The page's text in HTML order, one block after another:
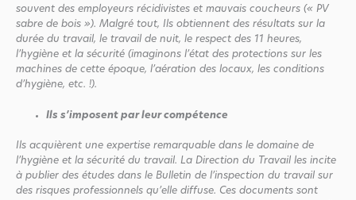
souvent des employeurs récidivistes et mauvais coucheurs (« PV
sabre de bois »). Malgré tout, Ils obtiennent des résultats sur la
durée du travail, le travail de nuit, le respect des 11 heures,
l’hygiène et la sécurité (imaginons l’état des protections sur les
machines de cette époque, l’aération des locaux, les conditions
d’hygiène, etc. !).
Ils s’imposent par leur compétence
Ils acquièrent une expertise remarquable dans le domaine de
l’hygiène et la sécurité du travail. La Direction du Travail les incite
à publier des études dans le Bulletin de l’inspection du travail sur
des risques professionnels qu’elle diffuse. Ces documents sont